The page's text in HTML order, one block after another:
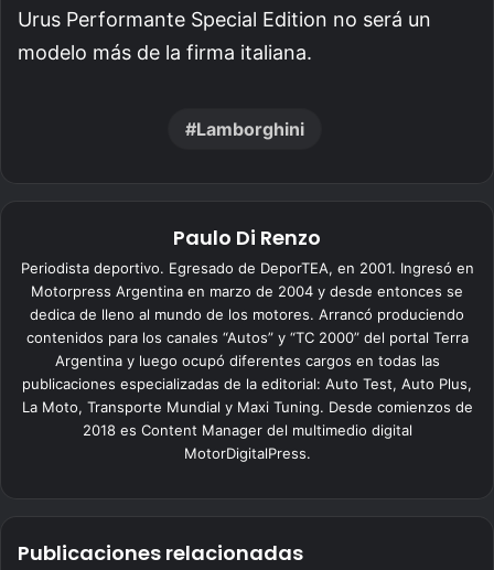
Urus Performante Special Edition no será un
modelo más de la firma italiana.
Lamborghini
Paulo Di Renzo
Periodista deportivo. Egresado de DeporTEA, en 2001. Ingresó en
Motorpress Argentina en marzo de 2004 y desde entonces se
dedica de lleno al mundo de los motores. Arrancó produciendo
contenidos para los canales “Autos” y “TC 2000” del portal Terra
Argentina y luego ocupó diferentes cargos en todas las
publicaciones especializadas de la editorial: Auto Test, Auto Plus,
La Moto, Transporte Mundial y Maxi Tuning. Desde comienzos de
2018 es Content Manager del multimedio digital
MotorDigitalPress.
Publicaciones relacionadas